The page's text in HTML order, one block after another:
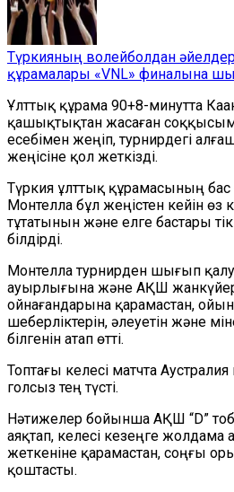
Түркияның волейболдан
құрамалары «VNL» финалына
Ұлттық құрама 90+8-минутта
қашықтықтан жасаған
есебімен жеңіп, турнирдегі
жеңісіне қол жеткізді.
Түркия ұлттық құрамасының бас
Монтелла бұл жеңістен кейін
тұтатынын және елге бастары
білдірді.
Монтелла турнирден шығып
ауырлығына және АҚШ
ойнағандарына қарамастан,
шеберліктерін, әлеуетін және
білгенін атап өтті.
Топтағы келесі матчта
голсыз тең түсті.
Нәтижелер бойынша АҚШ “D”
аяқтап, келесі кезеңге жолдама
жеткеніне қарамастан, соңғы
қоштасты.